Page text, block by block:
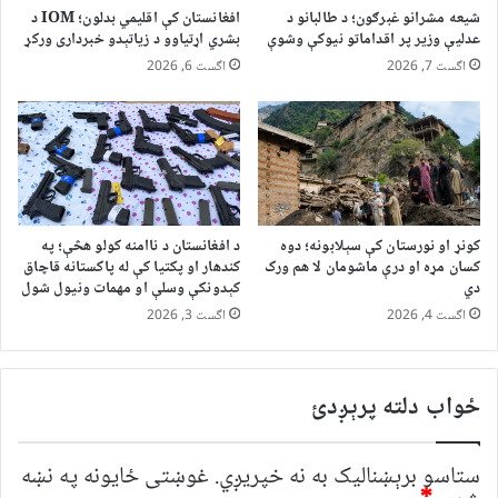
شیعه مشرانو غبرګون؛ د طالبانو د
عدلیې وزیر پر اقداماتو نیوکې وشوې
اگست 7, 2026
افغانستان کې اقلیمي بدلون؛ IOM د
بشري اړتیاوو د زیاتېدو خبرداری ورکړ
اگست 6, 2026
کونړ او نورستان کې سېلابونه؛ دوه
کسان مړه او درې ماشومان لا هم ورک
دي
اگست 4, 2026
د افغانستان د ناامنه کولو هڅې؛ په
کندهار او پکتیا کې له پاکستانه قاچاق
کېدونکې وسلې او مهمات ونیول شول
اگست 3, 2026
ځواب دلته پرېږدئ
ستاسو برېښناليک به نه خپريږي. غوښتى ځایونه په نښه